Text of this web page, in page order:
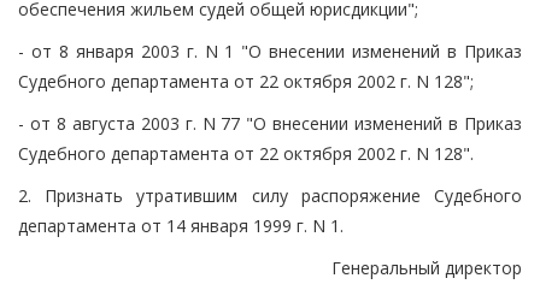
обеспечения жильем судей общей юрисдикции";
- от 8 января 2003 г. N 1 "О внесении изменений в Приказ
Судебного департамента от 22 октября 2002 г. N 128";
- от 8 августа 2003 г. N 77 "О внесении изменений в Приказ
Судебного департамента от 22 октября 2002 г. N 128".
2. Признать утратившим силу распоряжение Судебного
департамента от 14 января 1999 г. N 1.
Генеральный директор